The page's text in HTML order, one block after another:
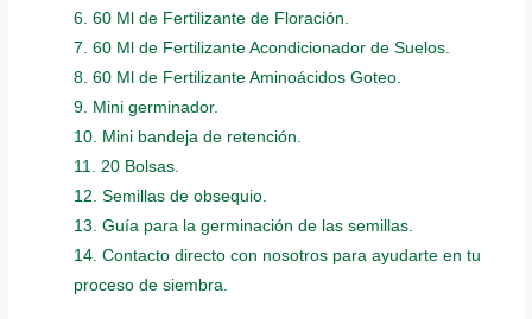
6. 60 Ml de Fertilizante de Floración.
7. 60 Ml de Fertilizante Acondicionador de Suelos.
8. 60 Ml de Fertilizante Aminoácidos Goteo.
9. Mini germinador.
10. Mini bandeja de retención.
11. 20 Bolsas.
12. Semillas de obsequio.
13. Guía para la germinación de las semillas.
14. Contacto directo con nosotros para ayudarte en tu
proceso de siembra.